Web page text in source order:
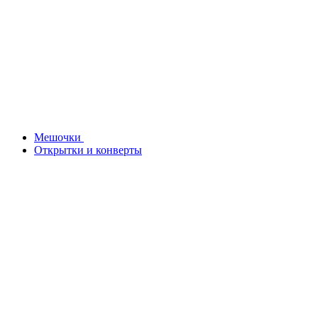
Мешочки
Открытки и конверты